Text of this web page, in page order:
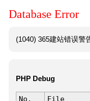
Database Error
(1040) 365建站错误警
PHP Debug
No. File